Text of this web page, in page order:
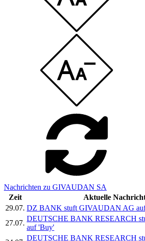
Nachrichten zu GIVAUDAN SA
Zeit
Aktuelle
29.07. DZ BANK stuft GIVAUDAN AG
27.07.
DEUTSCHE BANK RESEARCH
auf 'Buy'
DEUTSCHE BANK RESEARCH